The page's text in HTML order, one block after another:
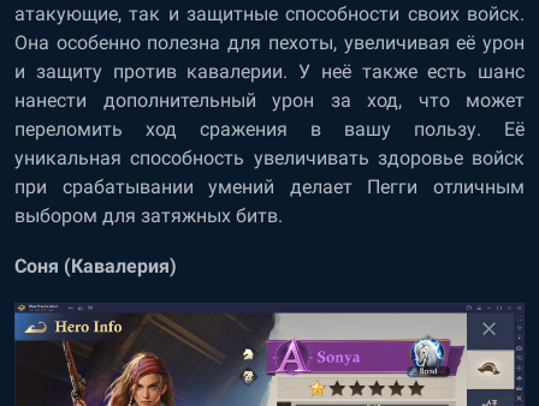
атакующие, так и защитные способности своих войск.
Она особенно полезна для пехоты, увеличивая её урон
и защиту против кавалерии. У неё также есть шанс
нанести дополнительный урон за ход, что может
переломить ход сражения в вашу пользу. Её
уникальная способность увеличивать здоровье войск
при срабатывании умений делает Пегги отличным
выбором для затяжных битв.
Соня (Кавалерия)